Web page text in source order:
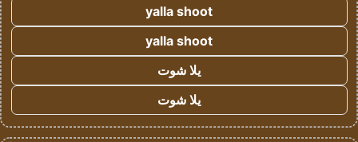
yalla shoot
yalla shoot
يلا شوت
يلا شوت